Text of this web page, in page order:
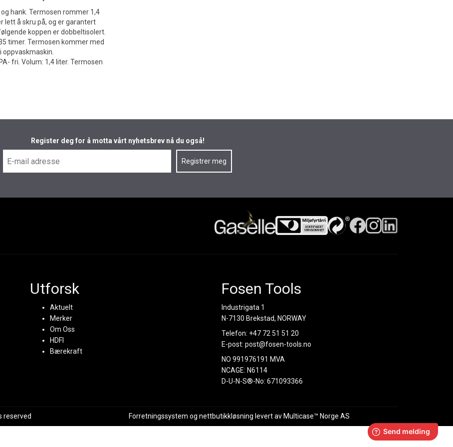
hank. Termosen rommer 1,4
lett å skru på, og er garantert
koppen er dobbeltisolert.
timer. Termosen kommer med
fri. Volum: 1,4 liter. Termosen
Register deg for å motta vårt nyhetsbrev nå du også!
Utforsk
Aktuelt
Merker
Om Oss
HDFI
Bærekraft
Fosen Tools
Industrigata 1
N-7130 Brekstad, NORWAY
Telefon: +47 72 51 51 20
E-post:post@fosen-tools.no
NO 991976191 MVA
NCAGE: N6114
D-U-N-S®-No: 671093366
reserved Forretningssystem ognettbutikkløsning levert av Multicase™ Norge AS